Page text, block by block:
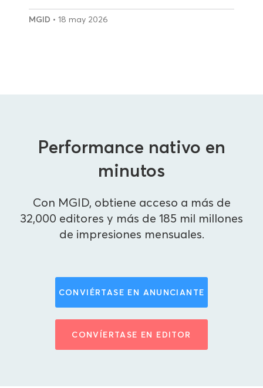
MGID • 18 may 2026
Performance nativo en
minutos
Con MGID, obtiene acceso a más de
32,000 editores y más de 185 mil millones
de impresiones mensuales.
CONVIÉRTASE EN ANUNCIANTE
CONVÍERTASE EN EDITOR